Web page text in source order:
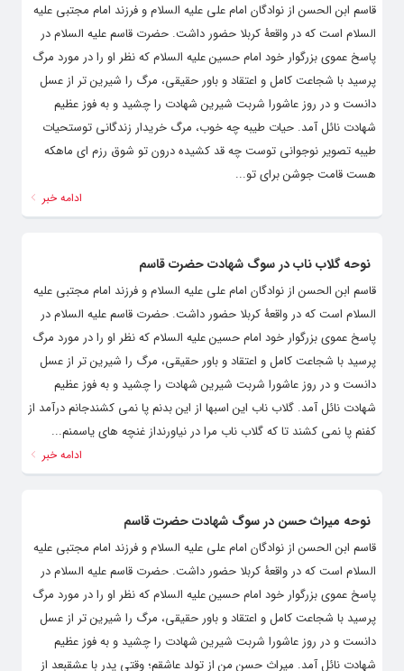
قاسم ابن الحسن از نوادگان امام علی علیه السلام و فرزند امام مجتبی علیه
السلام است که در واقعۀ کربلا حضور داشت. حضرت قاسم علیه السلام در
پاسخ عموی بزرگوار خود امام حسین علیه السلام که نظر او را در مورد مرگ
پرسید با شجاعت کامل و اعتقاد و باور حقیقی، مرگ را شیرین ‌تر از عسل
دانست و در روز عاشورا شربت شیرین شهادت را چشید و به فوز عظیم
شهادت نائل آمد. حیات طیبه چه خوب، مرگ خریدار زندگانی توستحیات
طیبه تصویر نوجوانی توست چه قد کشیده درون تو شوق رزم ای ماهکه
هست قامت جوشن برای تو...
ادامه خبر
نوحه گلاب ناب در سوگ شهادت حضرت قاسم
قاسم ابن الحسن از نوادگان امام علی علیه السلام و فرزند امام مجتبی علیه
السلام است که در واقعۀ کربلا حضور داشت. حضرت قاسم علیه السلام در
پاسخ عموی بزرگوار خود امام حسین علیه السلام که نظر او را در مورد مرگ
پرسید با شجاعت کامل و اعتقاد و باور حقیقی، مرگ را شیرین ‌تر از عسل
دانست و در روز عاشورا شربت شیرین شهادت را چشید و به فوز عظیم
شهادت نائل آمد. گلاب ناب این اسبها از این بدنم پا نمی کشندجانم درآمد از
کفنم پا نمی کشند تا که گلاب ناب مرا در نیاورنداز غنچه های یاسمنم...
ادامه خبر
نوحه میراث حسن در سوگ شهادت حضرت قاسم
قاسم ابن الحسن از نوادگان امام علی علیه السلام و فرزند امام مجتبی علیه
السلام است که در واقعۀ کربلا حضور داشت. حضرت قاسم علیه السلام در
پاسخ عموی بزرگوار خود امام حسین علیه السلام که نظر او را در مورد مرگ
پرسید با شجاعت کامل و اعتقاد و باور حقیقی، مرگ را شیرین ‌تر از عسل
دانست و در روز عاشورا شربت شیرین شهادت را چشید و به فوز عظیم
شهادت نائل آمد. میراث حسن من از تولد عاشقم؛ وقتی پدر با عشقبعد از